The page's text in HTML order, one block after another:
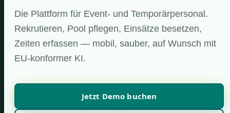
Die Plattform für Event- und Temporärpersonal.
Rekrutieren, Pool pflegen, Einsätze besetzen,
Zeiten erfassen — mobil, sauber, auf Wunsch mit
EU-konformer KI.
Jetzt Demo buchen